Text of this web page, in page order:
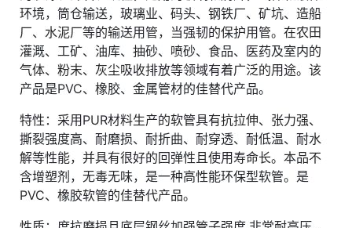
环境，筒仓输送，玻璃业、码头、钢铁厂、矿坑、造船
厂、水泥厂等的输送用管，当强韧的保护用管。在农田
灌溉、工矿、油库、抽砂、喷砂、食品、医药及室内的
气体、粉末、灰尘吸收排放等领域有着广泛的用途。该
产品是PVC、橡胶、金属管材的佳替代产品。
特性：采用PUR材料生产的软管具有抗拉伸、张力强、
撕裂强度高、耐磨损、耐折曲、耐穿透、耐低温、耐水
解等性能，并具有很好的回弹性且使用寿命长。本品不
含增塑剂，无毒无味，是一种高性能环保型软管。是
PVC、橡胶软管的佳替代产品。